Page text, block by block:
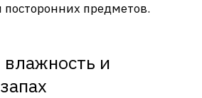
предметов.
и